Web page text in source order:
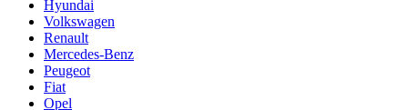
Hyundai
Volkswagen
Renault
Mercedes-Benz
Peugeot
Fiat
Opel